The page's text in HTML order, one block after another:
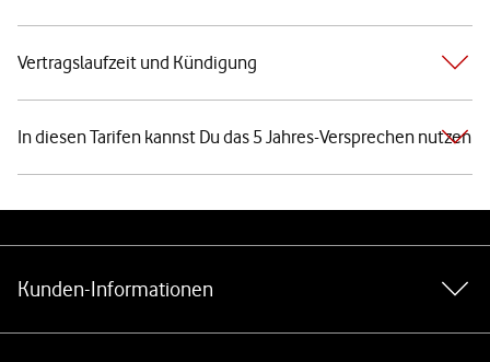
Vertragslaufzeit und Kündigung
In diesen Tarifen kannst Du das 5 Jahres-Versprechen nutzen
Kunden-Informationen